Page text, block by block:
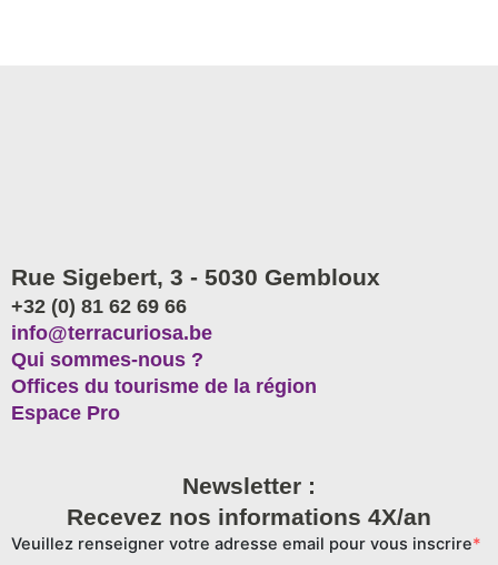
Rue Sigebert, 3 - 5030 Gembloux
+32 (0) 81 62 69 66
info@terracuriosa.be
Qui sommes-nous ?
Offices du tourisme de la région
Espace Pro
Newsletter :
Recevez nos informations 4X/an
Veuillez renseigner votre adresse email pour vous inscrire